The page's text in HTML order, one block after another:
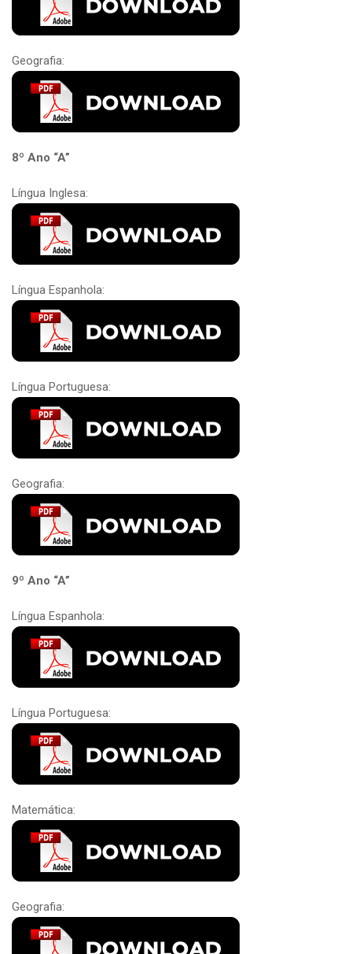
Geografia:
8º Ano “A”
Língua Inglesa:
Língua Espanhola:
Língua Portuguesa:
Geografia:
9º Ano “A”
Língua Espanhola:
Língua Portuguesa:
Matemática:
Geografia: